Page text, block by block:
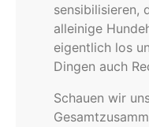
sensibilisieren,
alleinige
eigentlich los
Dingen auch
Schauen wir